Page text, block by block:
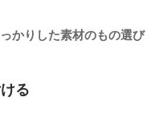
かりした素材のもの選び
る